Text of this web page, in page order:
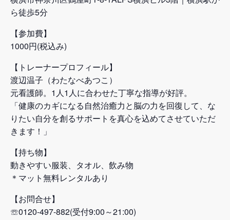
ら徒歩5分
【参加費】
1000円(税込み)
【トレーナープロフィール】
渡辺温子（わたなべあつこ）
元看護師。1人1人に合わせた丁寧な指導が好評。
「健康のカギになる自然治癒力と脳の力を回復して、な
りたい自分を創るサポートを真心を込めてさせていただ
きます！」
【持ち物】
動きやすい服装、タオル、飲み物
＊マット無料レンタルあり
【お問合せ】
☏0120-497-882(受付9:00～21:00)